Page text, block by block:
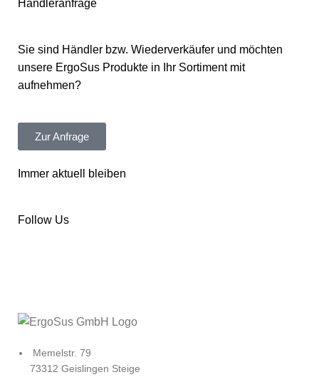
Händleranfrage
Sie sind Händler bzw. Wiederverkäufer und möchten
unsere ErgoSus Produkte in Ihr Sortiment mit
aufnehmen?
Zur Anfrage
Immer aktuell bleiben
Follow Us
Memelstr. 79
73312 Geislingen Steige